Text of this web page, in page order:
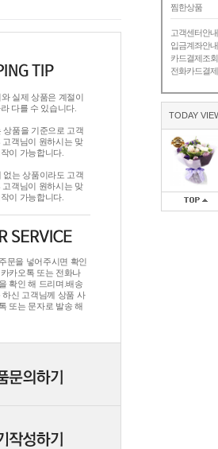
찜한상품
고객센터안내
입금계좌안내
카드결제조회
전화카드결제
TODAY
실제 상품은 계절이
다를 수 있습니다.
상품을 기준으로 고객
고객님이 원하시는 맞
이 가능합니다.
없는 상품이라도 고객
고객님이 원하시는 맞
이 가능합니다.
문을 넣어주시면 확인
카오톡 또는 전화나
확인 해 드리며.배송
하신 고객님께 상품 사
또는 문자로 발송 해